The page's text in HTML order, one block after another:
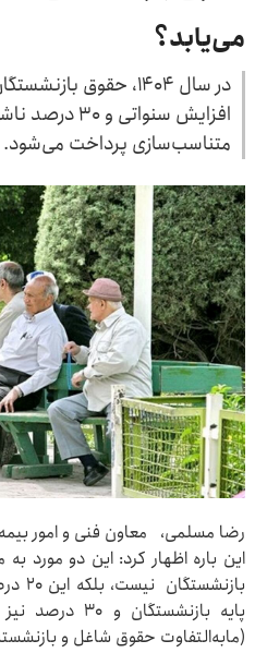
می‌یابد؟
افزایش
متناسب‌سازی پرداخت می‌شود.
رضا مسلمی، معاون فنی و امور
پایه
(مابه‌التفاوت حقوق شاغل و